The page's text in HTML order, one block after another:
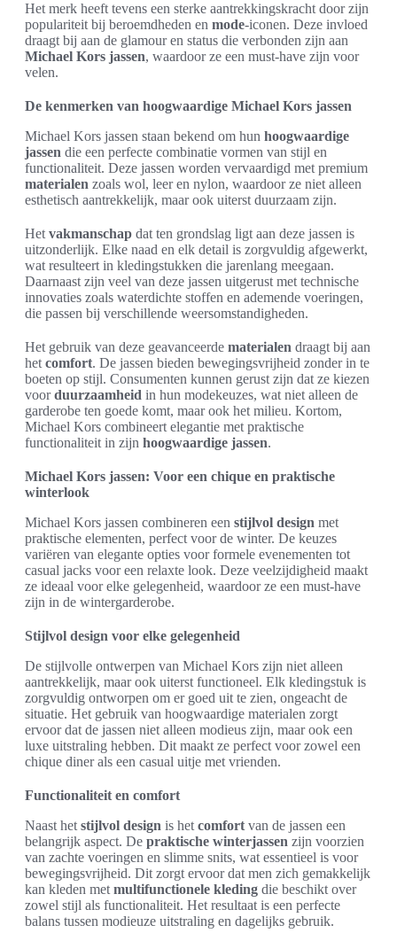
Het merk heeft tevens een sterke aantrekkingskracht door zijn
populariteit bij beroemdheden en mode-iconen. Deze invloed
draagt bij aan de glamour en status die verbonden zijn aan
Michael Kors jassen, waardoor ze een must-have zijn voor
velen.
De kenmerken van hoogwaardige Michael Kors jassen
Michael Kors jassen staan bekend om hun hoogwaardige
jassen die een perfecte combinatie vormen van stijl en
functionaliteit. Deze jassen worden vervaardigd met premium
materialen zoals wol, leer en nylon, waardoor ze niet alleen
esthetisch aantrekkelijk, maar ook uiterst duurzaam zijn.
Het vakmanschap dat ten grondslag ligt aan deze jassen is
uitzonderlijk. Elke naad en elk detail is zorgvuldig afgewerkt,
wat resulteert in kledingstukken die jarenlang meegaan.
Daarnaast zijn veel van deze jassen uitgerust met technische
innovaties zoals waterdichte stoffen en ademende voeringen,
die passen bij verschillende weersomstandigheden.
Het gebruik van deze geavanceerde materialen draagt bij aan
het comfort. De jassen bieden bewegingsvrijheid zonder in te
boeten op stijl. Consumenten kunnen gerust zijn dat ze kiezen
voorduurzaamheid in hun modekeuzes, wat niet alleen de
garderobe ten goede komt, maar ook het milieu. Kortom,
Michael Kors combineert elegantie met praktische
functionaliteit in zijn hoogwaardige jassen.
Michael Kors jassen: Voor een chique en praktische
winterlook
Michael Kors jassen combineren een stijlvol design met
praktische elementen, perfect voor de winter. De keuzes
variëren van elegante opties voor formele evenementen tot
casual jacks voor een relaxte look. Deze veelzijdigheid maakt
ze ideaal voor elke gelegenheid, waardoor ze een must-have
zijn in de wintergarderobe.
Stijlvol design voor elke gelegenheid
De stijlvolle ontwerpen van Michael Kors zijn niet alleen
aantrekkelijk, maar ook uiterst functioneel. Elk kledingstuk is
zorgvuldig ontworpen om er goed uit te zien, ongeacht de
situatie. Het gebruik van hoogwaardige materialen zorgt
ervoor dat de jassen niet alleen modieus zijn, maar ook een
luxe uitstraling hebben. Dit maakt ze perfect voor zowel een
chique diner als een casual uitje met vrienden.
Functionaliteit en comfort
Naast het stijlvol design is het comfort van de jassen een
belangrijk aspect. De praktische winterjassen zijn voorzien
van zachte voeringen en slimme snits, wat essentieel is voor
bewegingsvrijheid. Dit zorgt ervoor dat men zich gemakkelijk
kan kleden met multifunctionele kleding die beschikt over
zowel stijl als functionaliteit. Het resultaat is een perfecte
balans tussen modieuze uitstraling en dagelijks gebruik.